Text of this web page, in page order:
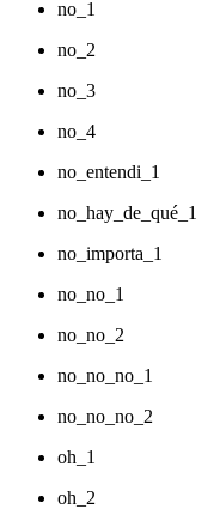
no_1
no_2
no_3
no_4
no_entendi_1
no_hay_de_qué_1
no_importa_1
no_no_1
no_no_2
no_no_no_1
no_no_no_2
oh_1
oh_2